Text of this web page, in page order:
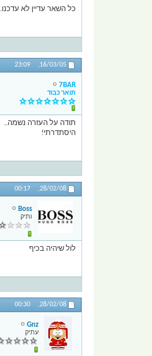
כל השאר עדיין לא עדכנו.
16/03/05,
23:09
7BAR
תואר כבוד
תודה על העזרה נשמה..
היסתדרתי!
28/02/08,
00:17
Boss
ותיק
לול שיהיה בכיף
28/02/08,
00:30
Gnz
עתיק